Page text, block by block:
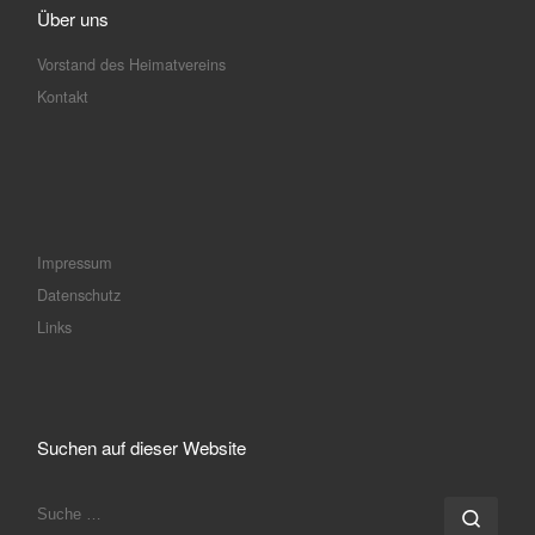
Über uns
Vorstand des Heimatvereins
Kontakt
Impressum
Datenschutz
Links
Suchen auf dieser Website
SUCHE